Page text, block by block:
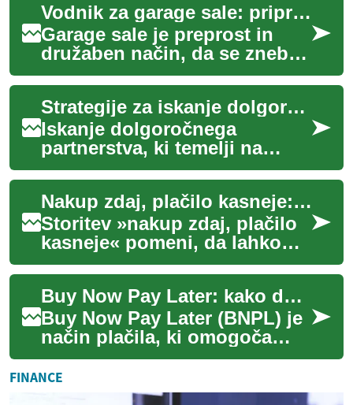
Vodnik za garage sale: priprava, shopping in prodaja
Garage sale je preprost in
družaben način, da se znebite
stvari, ki jih ne potrebujete
več, hkrati pa drugi najdejo
u...
Strategije za iskanje dolgoročnih vrednostno usklajenih partnerstev
Iskanje dolgoročnega
partnerstva, ki temelji na
verski in vrednostni
skladnosti, zahteva načrtno
pristopanje, spoštov...
Nakup zdaj, plačilo kasneje: osnovne informacije
Storitev »nakup zdaj, plačilo
kasneje« pomeni, da lahko
kupec prejme izdelek ob
trenutnem nakupu in ga plača
v obroki...
Buy Now Pay Later: kako deluje in kaj morate vedeti
Buy Now Pay Later (BNPL) je
način plačila, ki omogoča
nakup zdaj in razdelitev
zneska na obroke ali odlog
plačila. St...
FINANCE